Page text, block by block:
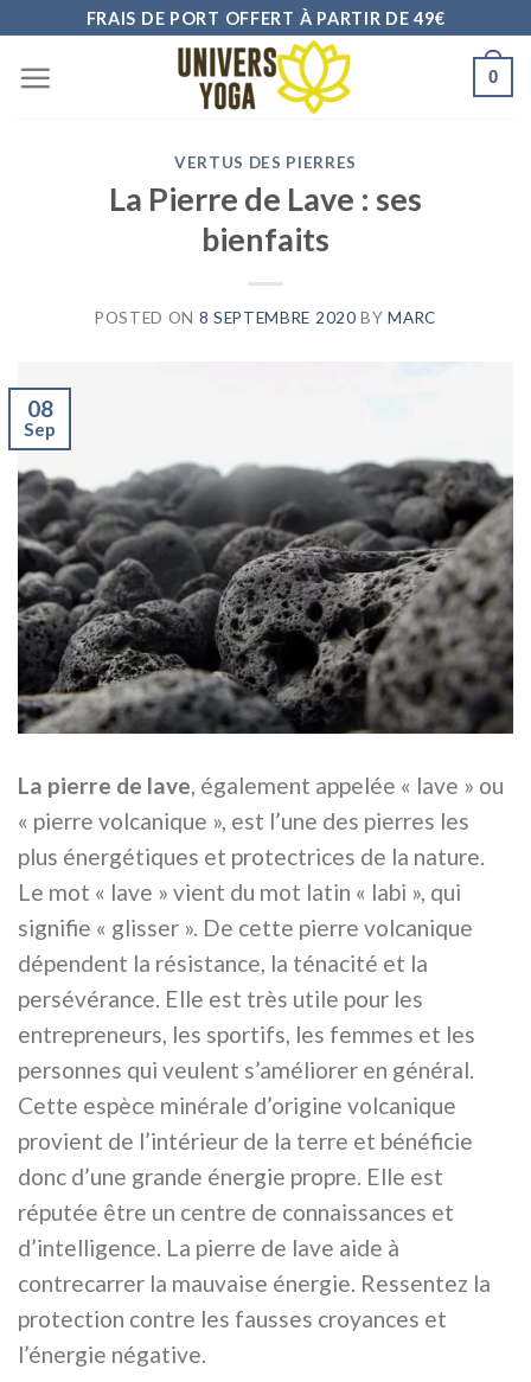
content
FRAIS DE PORT OFFERT À PARTIR DE 49€
0
VERTUS DES PIERRES
La Pierre de Lave : ses
bienfaits
POSTED ON 8 SEPTEMBRE 2020 BYMARC
08
Sep
La pierre de lave , également appelée « lave » ou
« pierre volcanique », est l’une des pierres les
plus énergétiques et protectrices de la nature.
Le mot « lave » vient du mot latin « labi », qui
signifie « glisser ». De cette pierre volcanique
dépendent la résistance, la ténacité et la
persévérance. Elle est très utile pour les
entrepreneurs, les sportifs, les femmes et les
personnes qui veulent s’améliorer en général.
Cette espèce minérale d’origine volcanique
provient de l’intérieur de la terre et bénéficie
donc d’une grande énergie propre. Elle est
réputée être un centre de connaissances et
d’intelligence. La pierre de lave aide à
contrecarrer la mauvaise énergie. Ressentez la
protection contre les fausses croyances et
l’énergie négative.